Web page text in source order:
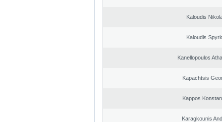
Kaloudis
Kaloudis
Kanellopoulos
Kapachtsis
Kappos
Karagkounis